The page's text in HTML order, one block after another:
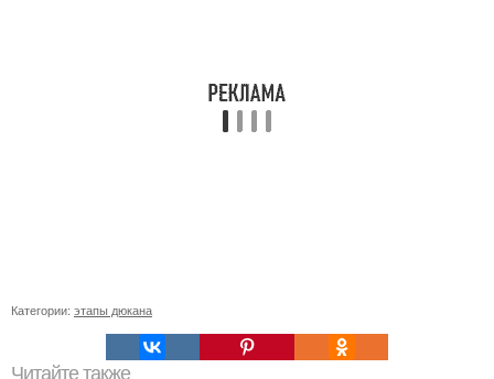
Категории: этапы дюкана
Читайте также